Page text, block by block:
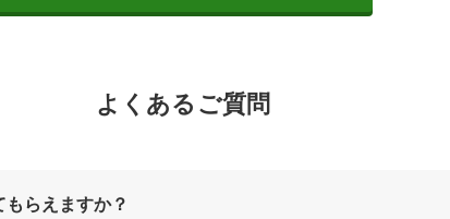
よくあるご質問
らえますか？